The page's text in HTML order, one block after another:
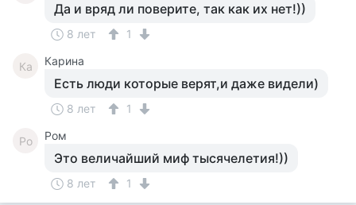
Да и вряд ли поверите, так как их нет!))
8 лет 1
Ка Карина
Есть люди которые верят,и даже видели)
8 лет 1
Ро Ром
Это величайший миф тысячелетия!))
8 лет 1